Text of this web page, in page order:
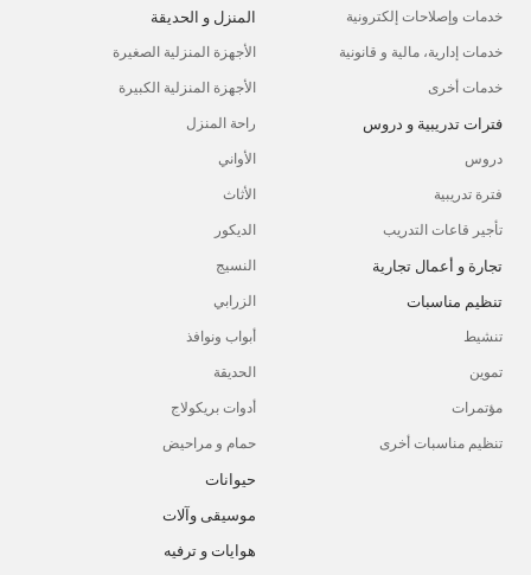
خدمات وإصلاحات إلكترونية
خدمات إدارية، مالية و قانونية
خدمات أخرى
فترات تدريبية و دروس
دروس
فترة تدريبية
تأجير قاعات التدريب
تجارة و أعمال تجارية
تنظيم مناسبات
تنشيط
تموين
مؤتمرات
تنظيم مناسبات أخرى
المنزل و الحديقة
الأجهزة المنزلية الصغيرة
الأجهزة المنزلية الكبيرة
راحة المنزل
الأواني
الأثاث
الديكور
النسيج
الزرابي
أبواب ونوافذ
الحديقة
أدوات بريكولاج
حمام و مراحيض
حيوانات
موسيقى وآلات
هوايات و ترفيه